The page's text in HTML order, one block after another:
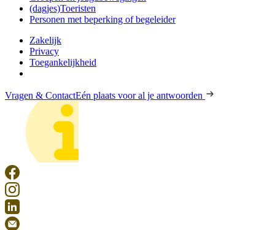
(dagjes)Toeristen
Personen met beperking of begeleider
Zakelijk
Privacy
Toegankelijkheid
Vragen & ContactEén plaats voor al je antwoorden